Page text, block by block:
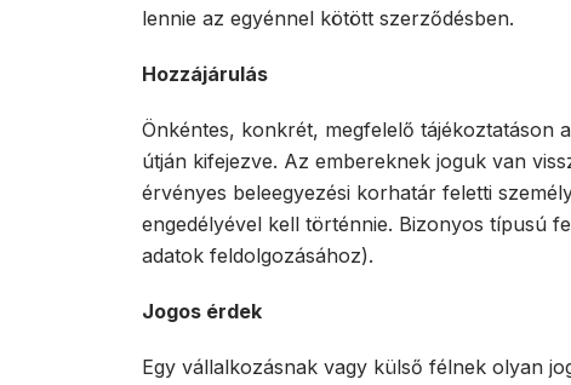
lennie az egyénnel kötött szerződésben.
Hozzájárulás
Önkéntes, konkrét, megfelelő tájékoztatáson
útján kifejezve. Az embereknek joguk van
érvényes beleegyezési korhatár feletti
engedélyével kell történnie. Bizonyos típusú
adatok feldolgozásához).
Jogos érdek
Egy vállalkozásnak vagy külső félnek olyan